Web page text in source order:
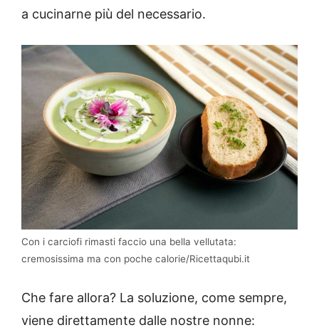
a cucinarne più del necessario.
Con i carciofi rimasti faccio una bella vellutata:
cremosissima ma con poche calorie/Ricettaqubi.it
Che fare allora? La soluzione, come sempre,
viene direttamente dalle nostre nonne: